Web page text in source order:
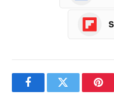
FacebookTwitter